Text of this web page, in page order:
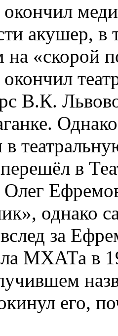
акушер, в
на «скорой
В.К.
в
перешёл в
однако
за
МХАТа в
его,